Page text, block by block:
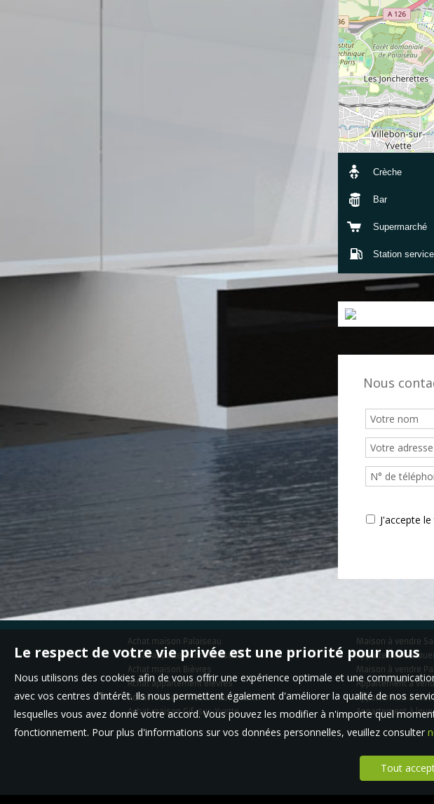
Crèche
Bar
Supermarché
Station service
Nous
J'accepte
Achat maison Palaiseau
Achat appartement Palaiseau
Achat maison Bièvres
Achat appartement Bièvres
Achat maison Villebon-sur-Yvette
Achat maison Gif-sur-Yvette
Maison à vendre
Appartement à
Maison à vendre
Appartement à
Appartement à
Appartement à
Le respect de votre vie privée est une priorité pour nous
Nous utilisons des cookies afin de vous offrir une expérience optimale et une
avec vos centres d'intérêt. Ils nous permettent également d'améliorer la qualité de nos
lesquelles vous avez donné votre accord. Vous pouvez les modifier à n'importe quel
fonctionnement. Pour plus d'informations sur vos données personnelles, veuillez consulter
Tout